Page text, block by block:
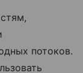
потоков.